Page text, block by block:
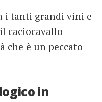
i tanti grandi vini e
caciocavallo
che è un peccato
in